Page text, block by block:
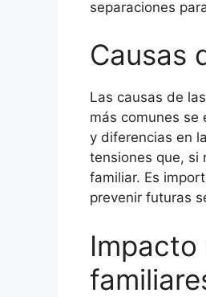
separaciones
Causas
Las causas de
más comunes se
y diferencias en
tensiones que, si
familiar. Es
prevenir futuras
Impacto